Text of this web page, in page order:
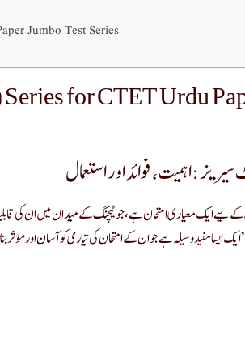
Jumbo Test Series
Series for CTET Urdu
اہمیت، فوائد اور استعمال
لیے ایک معیاری امتحان ہے، جو ٹیچنگ کے میدان میں ان کی
مفید وسیلہ ہے جو ان کے امتحان کی تیاری کو آسان اور